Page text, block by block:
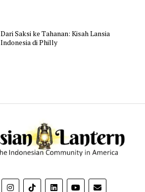
Dari Saksi ke Tahanan: Kisah Lansia
Indonesia di Philly